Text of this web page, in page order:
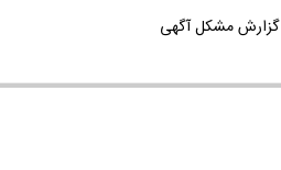
گزارش مشکل آگهی